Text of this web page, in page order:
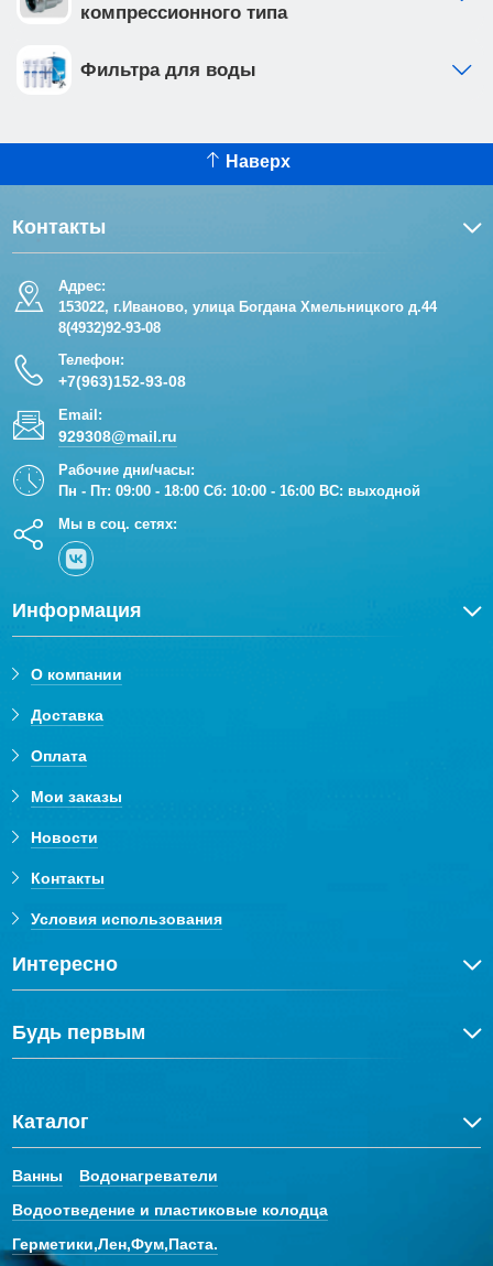
компрессионного типа
Фильтра для воды
Наверх
Контакты
Адрес:
153022, г.Иваново, улица Богдана Хмельницкого д.44
8(4932)92-93-08
Телефон:
+7(963)152-93-08
Email:
929308@mail.ru
Рабочие дни/часы:
Пн - Пт: 09:00 - 18:00 Сб: 10:00 - 16:00 ВС: выходной
Мы в соц. сетях:
Информация
О компании
Доставка
Оплата
Мои заказы
Новости
Контакты
Условия использования
Интересно
Будь первым
Каталог
Ванны
Водонагреватели
Водоотведение и пластиковые колодца
Герметики,Лен,Фум,Паста.